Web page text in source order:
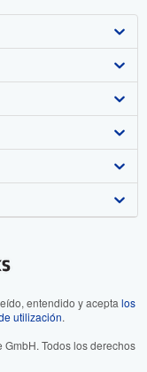
entendido y acepta los
utilización.
Todos los derechos